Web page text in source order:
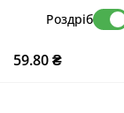
Роздріб
59.80 ₴